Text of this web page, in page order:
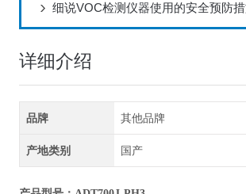
细说VOC检测仪器使用的安全预防
详细介绍
品牌 其他品牌
产地类别 国产